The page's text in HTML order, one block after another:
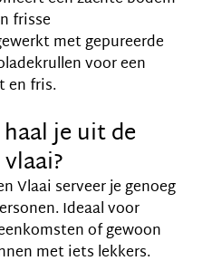
frisse
met gepureerde
voor een
en fris.
je uit de
Vlaai serveer je genoeg
Ideaal voor
of gewoon
met iets lekkers.